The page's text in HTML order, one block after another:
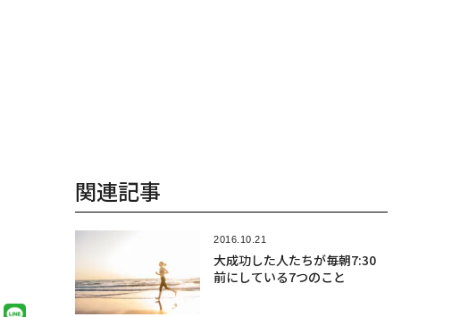
関連記事
2016.10.21
大成功した人たちが毎朝7:30
前にしている7つのこと